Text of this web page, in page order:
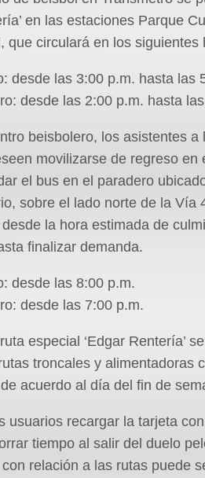
en las estaciones Parque
que circulará en los siguientes
desde las 3:00 p.m. hasta las
desde las 2:00 p.m. hasta
beisbolero, los asistentes a
movilizarse de regreso en
el bus en el paradero
sobre el lado norte de la Vía
la hora estimada de
finalizar demanda.
desde las 8:00 p.m.
desde las 7:00 p.m.
especial ‘Edgar Rentería’
troncales y alimentadoras
acuerdo al día del fin de
usuarios recargar la tarjeta
tiempo al salir del duelo
relación a las rutas puede